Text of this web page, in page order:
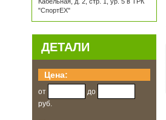
"СпортЕХ"
ДЕТАЛИ
Цена:
от
до
руб.